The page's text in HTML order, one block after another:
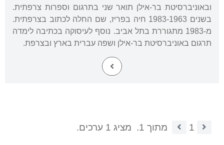
ובאוניברסיטת בר-אילן תואר שני בתרגום וספרות צרפתית.
בשנים 1983-1963 חיה בפריז, שם החלה לכתוב בצרפתית.
מ-1983 מתגוררת בתל אביב. נוסף לעיסוקה בכתיבה לימדה
תרגום באוניברסיטת בר-אילן ושפה עברית בארץ ובצרפת.
1 מתוך 1. מציג 1 ערכים.